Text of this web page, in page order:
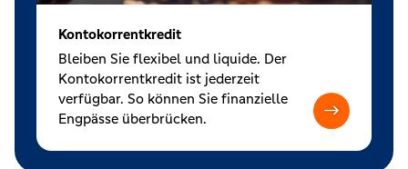
Kontokorrentkredit
Bleiben Sie flexibel und liquide. Der
Kontokorrentkredit ist jederzeit
verfügbar. So können Sie finanzielle
Engpässe überbrücken.